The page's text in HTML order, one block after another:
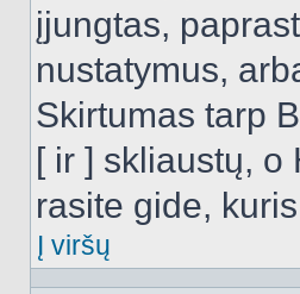
įjungtas,
nustatymus,
Skirtumas tarp
[ ir ] skliaustų, o
rasite gide,
Į viršų